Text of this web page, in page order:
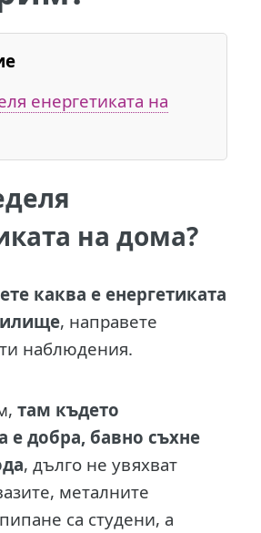
енергетиката на
на дома?
каква е енергетиката
, направете
наблюдения.
там където
е добра, бавно съхне
, дълго не увяхват
металните
са студени, а